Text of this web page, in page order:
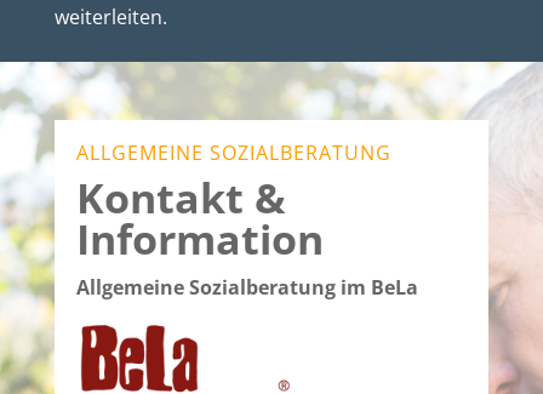
weiterleiten.
ALLGEMEINE SOZIALBERATUNG
Kontakt &
Information
Allgemeine Sozialberatung im BeLa